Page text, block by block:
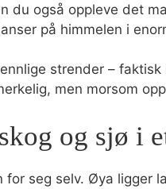
du også oppleve det
på himmelen i
strender –
men morsom
og sjø i
for seg selv. Øya ligger